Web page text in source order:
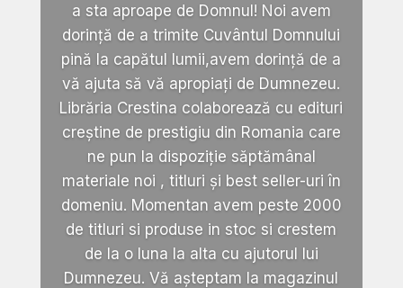
a sta aproape de Domnul! Noi avem
dorință de a trimite Cuvântul Domnului
pină la capătul lumii,avem dorință de a
vă ajuta să vă apropiați de Dumnezeu.
Librăria Crestina colaborează cu edituri
creștine de prestigiu din Romania care
ne pun la dispoziție săptămânal
materiale noi , titluri și best seller-uri în
domeniu. Momentan avem peste 2000
de titluri si produse in stoc si crestem
de la o luna la alta cu ajutorul lui
Dumnezeu. Vă așteptam la magazinul